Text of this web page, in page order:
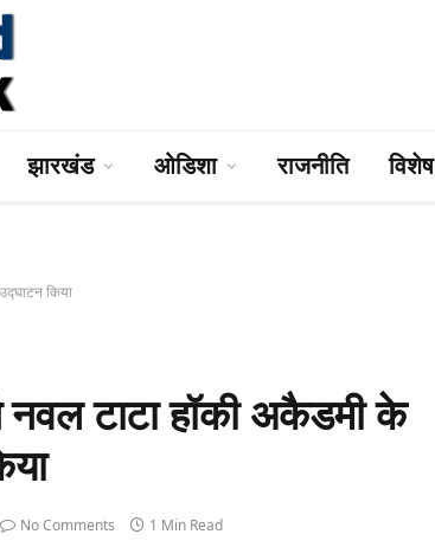
झारखंड ओडिशा राजनीति विशेष
किया
टाटा हॉकी अकैडमी के
No Comments 1 Min Read